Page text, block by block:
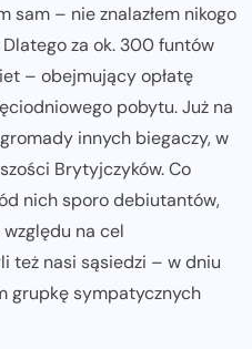
sam – nie znalazłem nikogo
Dlatego za ok. 300 funtów
– obejmujący opłatę
pobytu. Już na
innych biegaczy, w
Brytyjczyków. Co
nich sporo debiutantów,
na cel
też nasi sąsiedzi – w dniu
grupkę sympatycznych